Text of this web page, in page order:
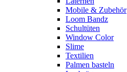
Mobile & Zubehör
Loom Bandz
Schultüten
Window Color
Slime
Textilien
Palmen basteln